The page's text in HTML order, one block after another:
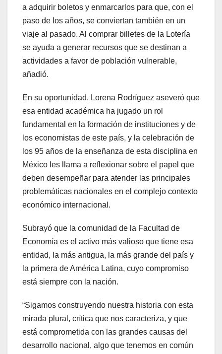
a adquirir boletos y enmarcarlos para que, con el
paso de los años, se conviertan también en un
viaje al pasado. Al comprar billetes de la Lotería
se ayuda a generar recursos que se destinan a
actividades a favor de población vulnerable,
añadió.
En su oportunidad, Lorena Rodríguez aseveró que
esa entidad académica ha jugado un rol
fundamental en la formación de instituciones y de
los economistas de este país, y la celebración de
los 95 años de la enseñanza de esta disciplina en
México les llama a reflexionar sobre el papel que
deben desempeñar para atender las principales
problemáticas nacionales en el complejo contexto
económico internacional.
Subrayó que la comunidad de la Facultad de
Economía es el activo más valioso que tiene esa
entidad, la más antigua, la más grande del país y
la primera de América Latina, cuyo compromiso
está siempre con la nación.
“Sigamos construyendo nuestra historia con esta
mirada plural, crítica que nos caracteriza, y que
está comprometida con las grandes causas del
desarrollo nacional, algo que tenemos en común